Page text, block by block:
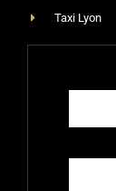
Taxi Lyon